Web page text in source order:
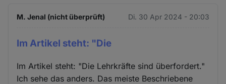
M. Jenal (nicht überprüft) Di. 30 Apr 2024 - 20:03
Im Artikel steht: "Die
Im Artikel steht: "Die Lehrkräfte sind überfordert."
Ich sehe das anders. Das meiste Beschriebene